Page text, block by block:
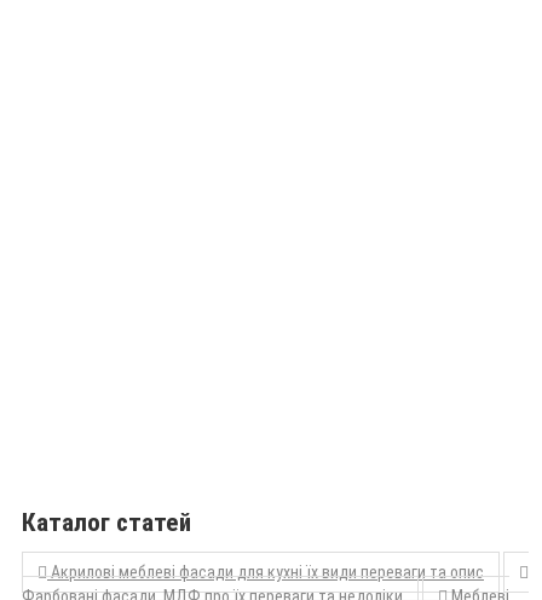
Каталог статей
Акрилові меблеві фасади для кухні їх види переваги та опис